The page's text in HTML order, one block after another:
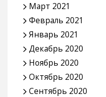
Март 2021
Февраль 2021
Январь 2021
Декабрь 2020
Ноябрь 2020
Октябрь 2020
Сентябрь 2020